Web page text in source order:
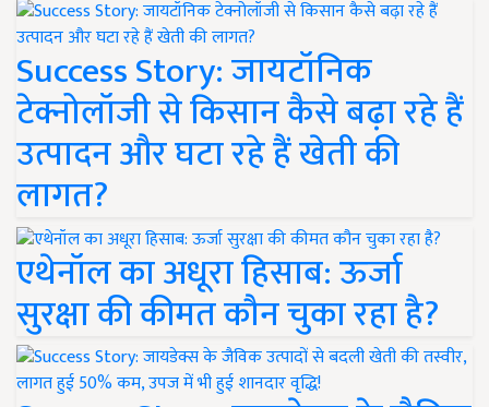
Success Story: जायटॉनिक
टेक्नोलॉजी से किसान कैसे बढ़ा रहे हैं
उत्पादन और घटा रहे हैं खेती की
लागत?
एथेनॉल का अधूरा हिसाब: ऊर्जा
सुरक्षा की कीमत कौन चुका रहा है?